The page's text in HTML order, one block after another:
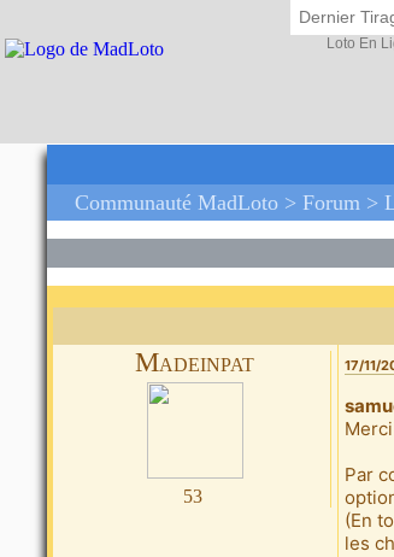
Dernier
Loto En
Communauté MadLoto > Forum >
Madeinpat
53
17/11/
Par
(En
les